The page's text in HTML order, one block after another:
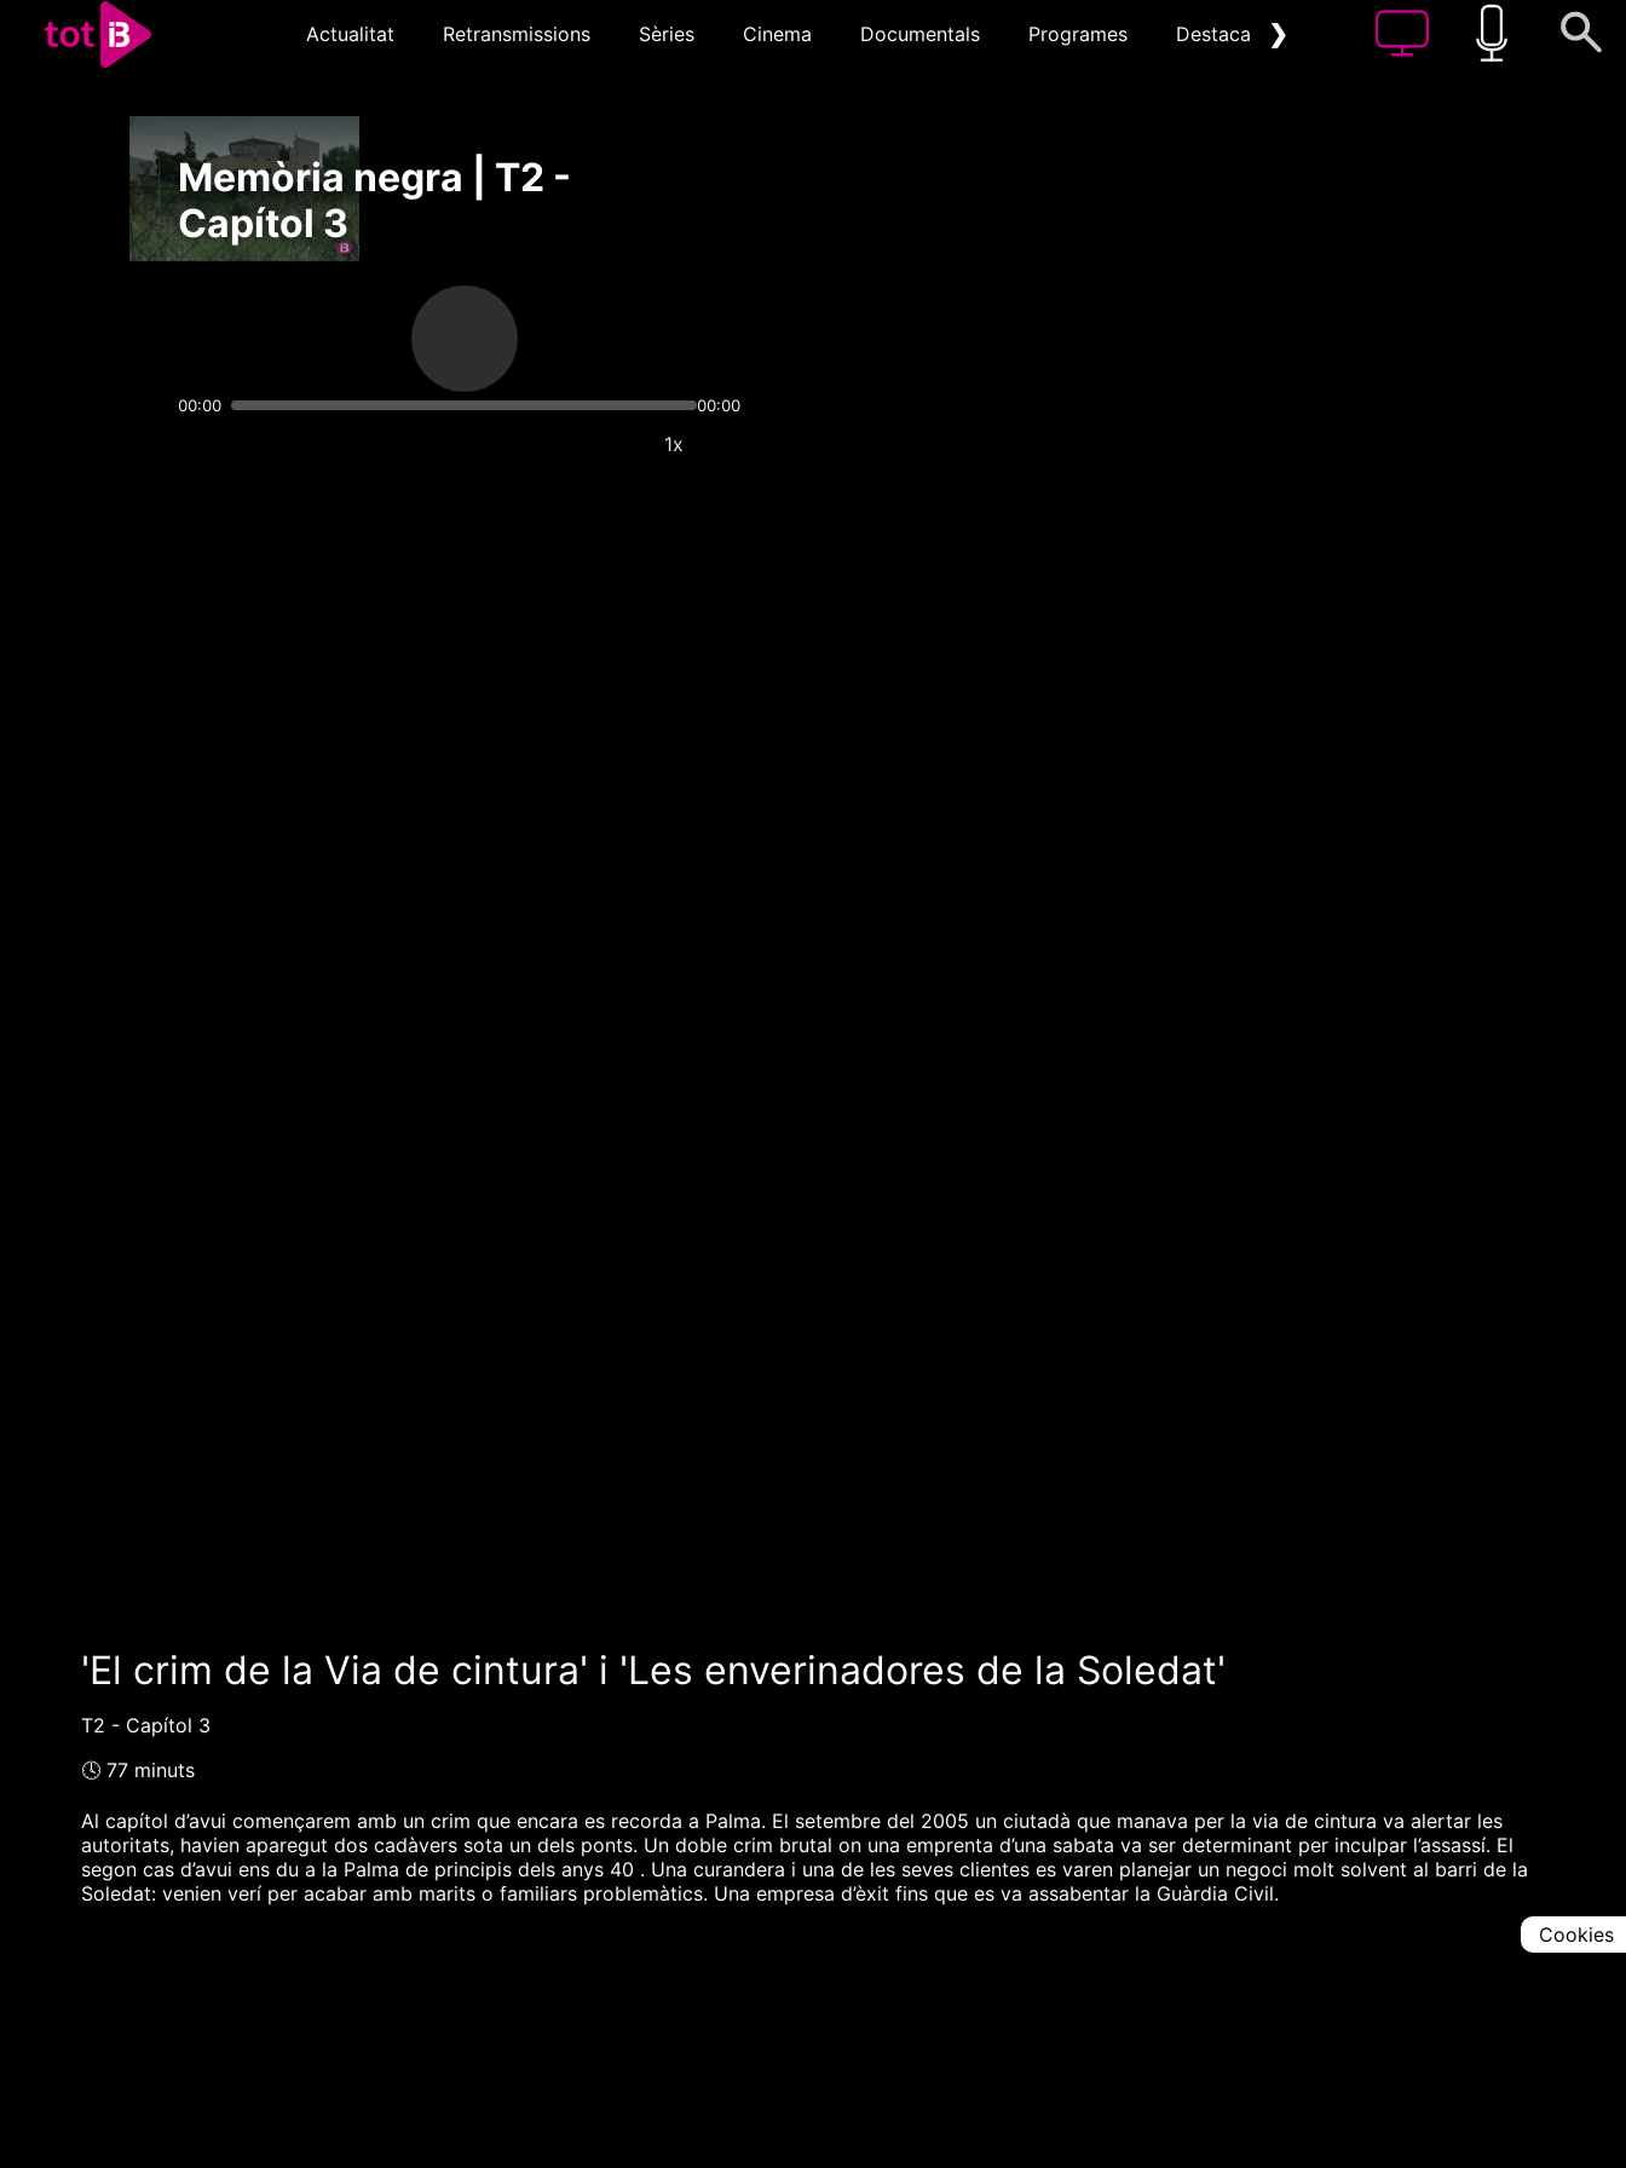
Actualitat Retransmissions Sèries Cinema Documentals Programes Destacat ❯
Memòria negra | T2 -
Capítol 3
00:00 00:00
1x
'El crim de la Via de cintura' i 'Les enverinadores de la Soledat'
T2 - Capítol 3
🕓 77 minuts
Al capítol d’avui començarem amb un crim que encara es recorda a Palma. El setembre del 2005 un ciutadà que manava per la via de cintura va alertar les
autoritats, havien aparegut dos cadàvers sota un dels ponts. Un doble crim brutal on una emprenta d’una sabata va ser determinant per inculpar l’assassí. El
segon cas d’avui ens du a la Palma de principis dels anys 40 . Una curandera i una de les seves clientes es varen planejar un negoci molt solvent al barri de la
Soledat: venien verí per acabar amb marits o familiars problemàtics. Una empresa d’èxit fins que es va assabentar la Guàrdia Civil.
Cookies